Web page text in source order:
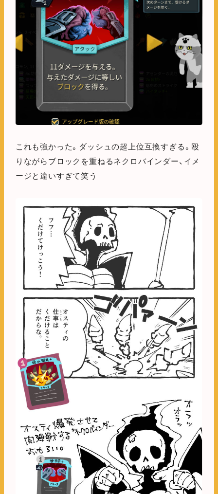
これも強かった。ダッシュの超上位互換すぎる。殴
りながらブロックを重ねるネクロバインダー、イメ
ージと違いすぎて笑う